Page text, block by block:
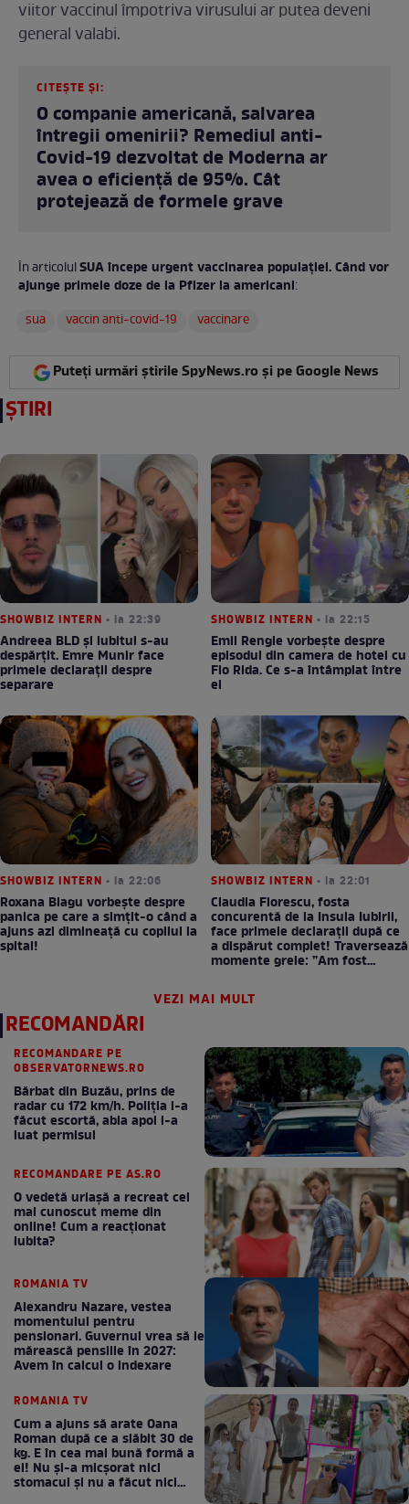
viitor vaccinul împotriva virusului ar putea deveni
general valabi.
CITEȘTE ȘI:
O companie americană, salvarea
întregii omenirii? Remediul anti-
Covid-19 dezvoltat de Moderna ar
avea o eficiență de 95%. Cât
protejează de formele grave
În articolulSUA începe urgent vaccinarea populației. Când vor
ajunge primele doze de la Pfizer la americani:
sua
vaccin anti-covid-19 vaccinare
Puteți urmări știrile SpyNews.ro și pe Google News
ȘTIRI
SHOWBIZ INTERN • la 22:39
Andreea BLD și iubitul s-au
despărțit. Emre Munir face
primele declarații despre
separare
SHOWBIZ INTERN • la 22:15
Emil Rengle vorbește despre
episodul din camera de hotel cu
Flo Rida. Ce s-a întâmplat între
ei
SHOWBIZ INTERN • la 22:06
Roxana Blagu vorbește despre
panica pe care a simțit-o când a
ajuns azi dimineață cu copilul la
spital!
SHOWBIZ INTERN • la 22:01
Claudia Florescu, fosta
concurentă de la Insula Iubirii,
face primele declarații după ce
a dispărut complet! Traversează
momente grele: ”Am fost
VEZI MAI MULT
RECOMANDĂRI
RECOMANDARE PE
OBSERVATORNEWS.RO
Bărbat din Buzău, prins de
radar cu 172 km/h. Poliţia i-a
făcut escortă, abia apoi i-a
luat permisul
RECOMANDARE PE AS.RO
O vedetă uriașă a recreat cel
mai cunoscut meme din
online! Cum a reacționat
iubita?
ROMANIA TV
Alexandru Nazare, vestea
momentului pentru
pensionari. Guvernul vrea să le
mărească pensiile în 2027:
Avem în calcul o indexare
ROMANIA TV
Cum a ajuns să arate Oana
Roman după ce a slăbit 30 de
kg. E în cea mai bună formă a
ei! Nu și-a micșorat nici
stomacul și nu a făcut nici